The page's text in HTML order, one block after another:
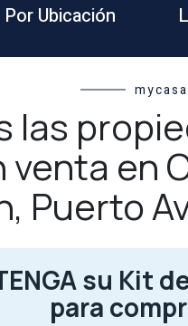
Ubicación
mycasa
las
venta en
Puerto
su Kit
para